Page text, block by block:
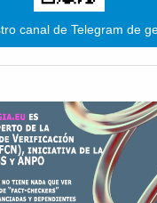
canal de Telegram de